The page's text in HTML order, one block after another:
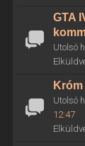
GTA
Utolsó
Utolsó
12:47